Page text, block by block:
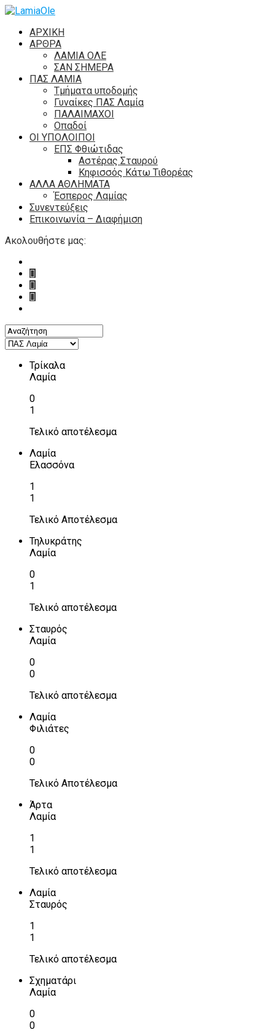
ΑΡΧΙΚΗ
ΑΡΘΡΑ
ΛΑΜΙΑ ΟΛΕ
ΣΑΝ ΣΗΜΕΡΑ
ΠΑΣ ΛΑΜΙΑ
Τμήματα υποδομής
Γυναίκες ΠΑΣ Λαμία
ΠΑΛΑΙΜΑΧΟΙ
Οπαδοί
ΟΙ ΥΠΟΛΟΙΠΟΙ
ΕΠΣ Φθιώτιδας
Αστέρας Σταυρού
Κηφισσός Κάτω Τιθορέας
ΑΛΛΑ ΑΘΛΗΜΑΤΑ
Έσπερος Λαμίας
Συνεντεύξεις
Επικοινωνία – Διαφήμιση
Ακολουθήστε μας:
Τρίκαλα
Λαμία
0
1
Τελικό αποτέλεσμα
Λαμία
Ελασσόνα
1
1
Τελικό Αποτέλεσμα
Τηλυκράτης
Λαμία
0
1
Τελικό αποτέλεσμα
Σταυρός
Λαμία
0
0
Τελικό αποτέλεσμα
Λαμία
Φιλιάτες
0
0
Τελικό Αποτέλεσμα
Άρτα
Λαμία
1
1
Τελικό αποτέλεσμα
Λαμία
Σταυρός
1
1
Τελικό αποτέλεσμα
Σχηματάρι
Λαμία
0
0